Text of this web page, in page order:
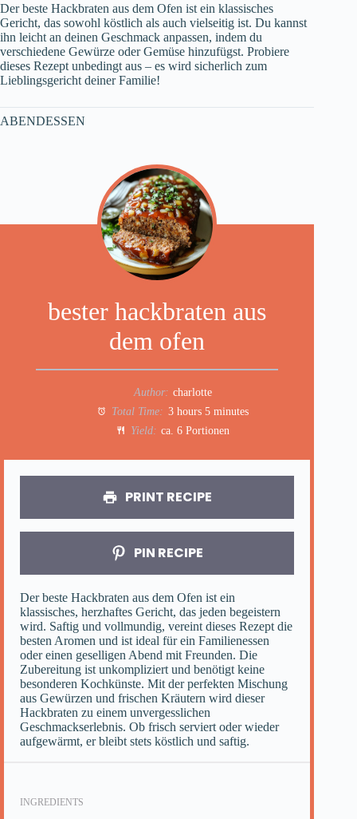
Der beste Hackbraten aus dem Ofen ist ein klassisches
Gericht, das sowohl köstlich als auch vielseitig ist. Du kannst
ihn leicht an deinen Geschmack anpassen, indem du
verschiedene Gewürze oder Gemüse hinzufügst. Probiere
dieses Rezept unbedingt aus – es wird sicherlich zum
Lieblingsgericht deiner Familie!
ABENDESSEN
bester hackbraten aus
dem ofen
Author: charlotte
Total Time: 3 hours 5 minutes
Yield: ca. 6 Portionen
PRINT RECIPE
PIN RECIPE
Der beste Hackbraten aus dem Ofen ist ein
klassisches, herzhaftes Gericht, das jeden begeistern
wird. Saftig und vollmundig, vereint dieses Rezept die
besten Aromen und ist ideal für ein Familienessen
oder einen geselligen Abend mit Freunden. Die
Zubereitung ist unkompliziert und benötigt keine
besonderen Kochkünste. Mit der perfekten Mischung
aus Gewürzen und frischen Kräutern wird dieser
Hackbraten zu einem unvergesslichen
Geschmackserlebnis. Ob frisch serviert oder wieder
aufgewärmt, er bleibt stets köstlich und saftig.
INGREDIENTS